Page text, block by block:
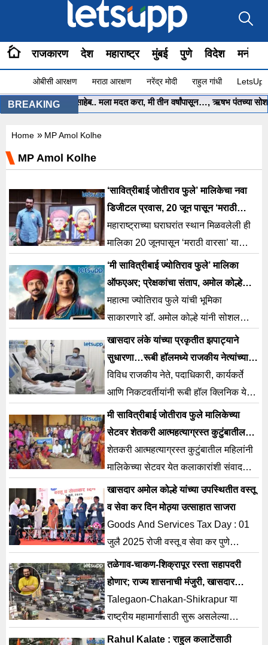
राजकारण देश महाराष्ट्र मुंबई पुणे विदेश
ओबीसी आरक्षण मराठा आरक्षण नरेंद्र मोदी राहुल गांधी
BREAKING
• मुख्यमंत्री साहेब.. मला मदत करा, मी तीन वर्षांपासून…, ऋषभ पंतच्या सोशल
Home » MP Amol Kolhe
MP Amol Kolhe
‘सावित्रीबाई जोतीराव फुले’ मालिकेचा नवा
डिजीटल प्रवास, 20 जून पासून ‘मराठी
वारसा’ यूट्यूब वाहिनीवर पहिला भाग प्रसारित
महाराष्ट्राच्या घराघरांत स्थान मिळवलेली ही
मालिका 20 जूनपासून ‘मराठी वारसा’ या
लोकप्रिय यूट्यूब वाहिनीवर पहायला मिळणार
आहे.
‘मी सावित्रीबाई ज्योतिराव फुले’ मालिका
ऑफएअर; प्रेक्षकांचा संताप, अमोल कोल्हे
यांची पोस्ट चर्चेत
महात्मा ज्योतिराव फुले यांची भूमिका
साकारणारे डॉ. अमोल कोल्हे यांनी सोशल
मीडियावर पोस्ट करत मालिकेच्या समाप्तीची
माहिती दिली.
खासदार लंके यांच्या प्रकृतीत झपाट्याने
सुधारणा…रूबी हॉलमध्ये राजकीय नेत्यांच्या
भेटी
विविध राजकीय नेते, पदाधिकारी, कार्यकर्ते
आणि निकटवर्तीयांनी रूबी हॉल क्लिनिक येथे
जाऊन खासदार लंके यांच्या प्रकृतीची
विचारपूस केली.
मी सावित्रीबाई जोतीराव फुले मालिकेच्या
सेटवर शेतकरी आत्महत्याग्रस्त कुटुंबातील
महिलांनी दिली खास भेट
शेतकरी आत्महत्याग्रस्त कुटुंबातील महिलांनी
मालिकेच्या सेटवर येत कलाकारांशी संवाद
साधला आणि कृतज्ञतेची भावना व्यक्त केली.
खासदार अमोल कोल्हे यांच्या उपस्थितीत वस्तू
व सेवा कर दिन मोठ्या उत्साहात साजरा
Goods And Services Tax Day : 01
जुलै 2025 रोजी वस्तू व सेवा कर पुणे
विभागाच्या वतीने 08 वा ' वस्तू व सेवा कर दिन
(Goods And Services Tax Day)
तळेगाव-चाकण-शिक्रापूर रस्ता सहापदरी
होणार; राज्य शासनाची मंजुरी, खासदार
कोल्हेंच्या पाठपुराव्याला यश
Talegaon-Chakan-Shikrapur या
राष्ट्रीय महामार्गासाठी सुरू असलेल्या
खासदार डॉ. अमोल कोल्हे यांच्या पाठपुराव्याला
Rahul Kalate : राहुल कलाटेंसाठी